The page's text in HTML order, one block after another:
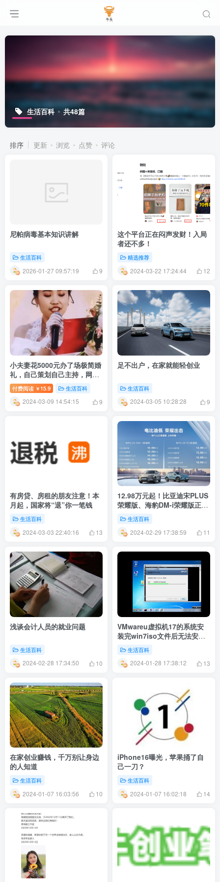
生活百科 共48篇
排序 更新 浏览 点赞 评论
尼帕病毒基本知识讲解
生活百科
2026-01-27 09:57:19 9
这个平台正在闷声发财！入局
者还不多！
精选推荐
2024-03-22 17:24:44 12
小夫妻花5000元办了场极简婚
礼，自己策划自己主持，网
友：有创意
付费阅读 ￥ 15.9 生活百科
2024-03-09 14:54:15 9
足不出户，在家就能轻创业
生活百科
2024-03-05 10:28:28 9
有房贷、房租的朋友注意！本
月起，国家将“退”你一笔钱
生活百科
2024-03-03 22:40:16 13
12.98万元起！比亚迪宋PLUS
荣耀版、海豹DM-i荣耀版正式
上市生活百科
2024-02-29 17:38:59 11
浅谈会计人员的就业问题
生活百科
2024-02-28 17:34:50 10
VMwareu虚拟机17的系统安
装完win7iso文件后无法安装
vmtool解决方法
生活百科
2024-01-28 17:38:12 13
在家创业赚钱，千万别让身边
的人知道
生活百科
2024-01-07 16:03:56 10
iPhone16曝光，苹果捅了自
己一刀？
生活百科
2024-01-07 16:02:18 14